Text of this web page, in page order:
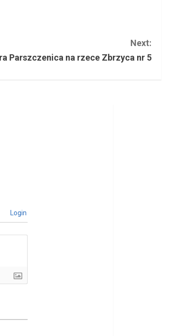
Next:
Parszczenica na rzece Zbrzyca nr 5
Login